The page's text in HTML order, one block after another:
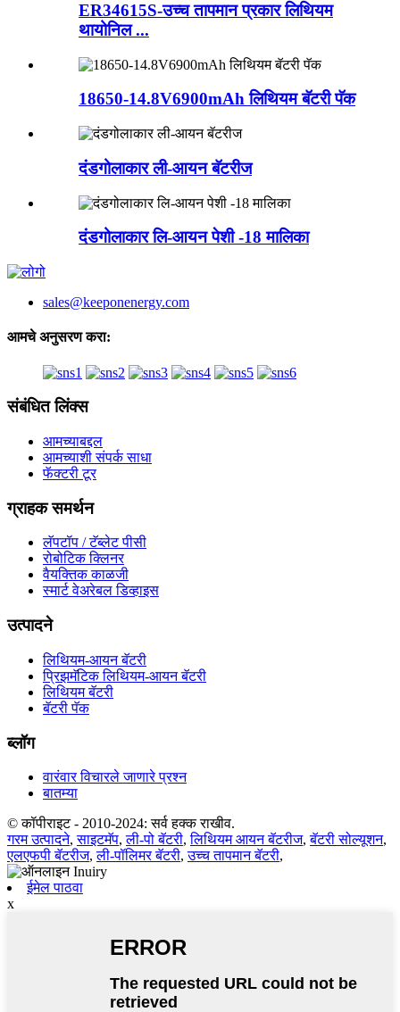
ER34615S-उच्च तापमान प्रकार लिथियम
थायोनिल ...
18650-14.8V6900mAh लिथियम बॅटरी पॅक
दंडगोलाकार ली-आयन बॅटरीज
दंडगोलाकार लि-आयन पेशी -18 मालिका
sales@keeponenergy.com
आमचे अनुसरण करा:
संबंधित लिंक्स
आमच्याबद्दल
आमच्याशी संपर्क साधा
फॅक्टरी टूर
ग्राहक समर्थन
लॅपटॉप / टॅब्लेट पीसी
रोबोटिक क्लिनर
वैयक्तिक काळजी
स्मार्ट वेअरेबल डिव्हाइस
उत्पादने
लिथियम-आयन बॅटरी
प्रिझमॅटिक लिथियम-आयन बॅटरी
लिथियम बॅटरी
बॅटरी पॅक
ब्लॉग
वारंवार विचारले जाणारे प्रश्न
बातम्या
© कॉपीराइट - 2010-2024: सर्व हक्क राखीव.
गरम उत्पादने,साइटमॅप,ली-पो बॅटरी,लिथियम आयन बॅटरीज,बॅटरी सोल्यूशन,
एलएफपी बॅटरीज,ली-पॉलिमर बॅटरी,उच्च तापमान बॅटरी,
ईमेल पाठवा
x